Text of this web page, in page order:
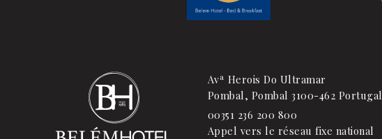
Avª Herois Do Ultramar
Pombal, Pombal 3100-462 Portugal
00351 236 200 800
Appel vers le réseau fixe national